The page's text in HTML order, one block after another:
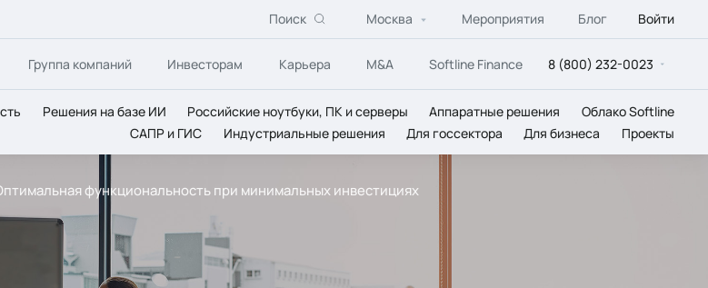
Поиск Москва Мероприятия Блог Войти
Группа компаний Инвесторам Карьера M&A Softline Finance 8 (800) 232-0023
Решения на базе ИИ Российские ноутбуки, ПК и серверы Аппаратные решения
Облако Softline
САПР и ГИС
Индустриальные решения Для госсектора Для бизнеса Проекты
функциональность при минимальных инвестициях